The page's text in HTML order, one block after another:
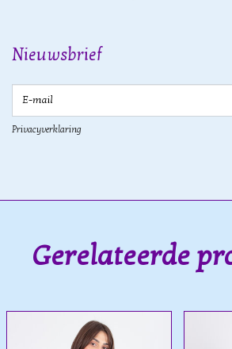
Nieuwsbrief
Privacyverklaring
Gerelateerde